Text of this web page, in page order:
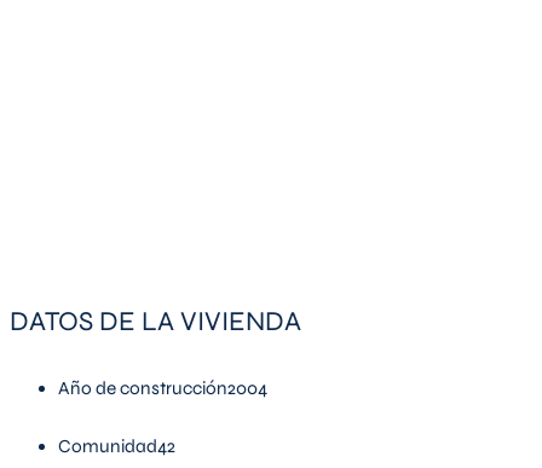
DATOS DE LA VIVIENDA
Año de construcción2004
Comunidad42